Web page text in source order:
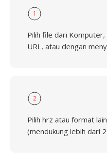
1
Pilih file dari
URL, atau dengan
2
Pilih hrz atau format
(mendukung lebih dari